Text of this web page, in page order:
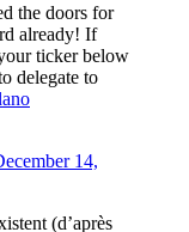
the doors for
already! If
ticker below
delegate to
14,
(d’après